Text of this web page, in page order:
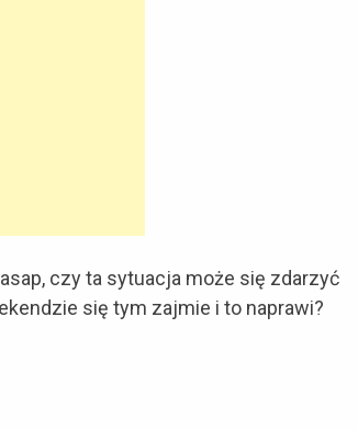
czy ta sytuacja może się zdarzyć
się tym zajmie i to naprawi?